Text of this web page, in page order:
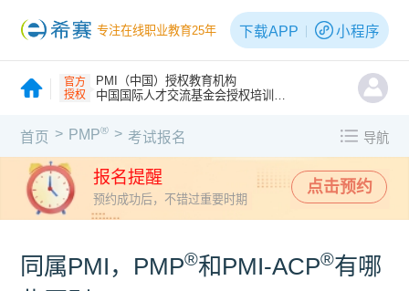
专注在线职业教育25年 下载APP 小程序
官方
授权
PMI（中国）授权教育机构
中国国际人才交流基金会授权培训机构
首页 > PMP® > 考试报名 导航
报名提醒
预约成功后，不错过重要时期
点击预约
同属PMI，PMP®和PMI-ACP®有哪